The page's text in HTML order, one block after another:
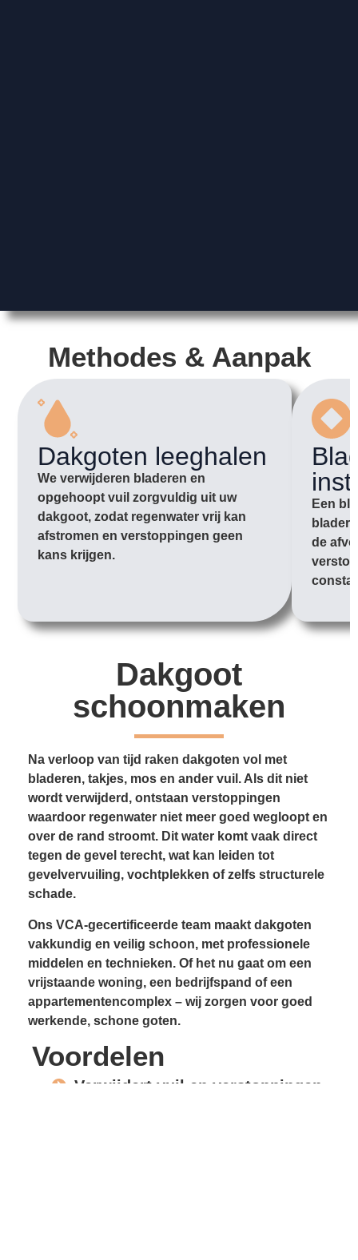
Methodes & Aanpak
Dakgoten leeghalen
We verwijderen bladeren en
opgehoopt vuil zorgvuldig uit uw
dakgoot, zodat regenwater vrij kan
afstromen en verstoppingen geen
kans krijgen.
Een
de
Dakgoot
schoonmaken
Na verloop van tijd raken dakgoten vol met
bladeren, takjes, mos en ander vuil. Als dit niet
wordt verwijderd, ontstaan verstoppingen
waardoor regenwater niet meer goed wegloopt en
over de rand stroomt. Dit water komt vaak direct
tegen de gevel terecht, wat kan leiden tot
gevelvervuiling, vochtplekken of zelfs structurele
schade.
Ons VCA-gecertificeerde team maakt dakgoten
vakkundig en veilig schoon, met professionele
middelen en technieken. Of het nu gaat om een
vrijstaande woning, een bedrijfspand of een
appartementencomplex – wij zorgen voor goed
werkende, schone goten.
Voordelen
Verwijdert vuil en verstoppingen